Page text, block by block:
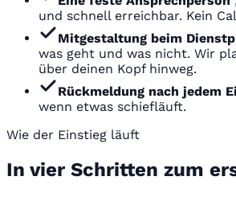
und schnell erreichbar. Kein
Mitgestaltung beim
was geht und was nicht. Wir
über deinen Kopf hinweg.
Rückmeldung nach jedem
wenn etwas schiefläuft.
Wie der Einstieg läuft
In vier Schritten zum